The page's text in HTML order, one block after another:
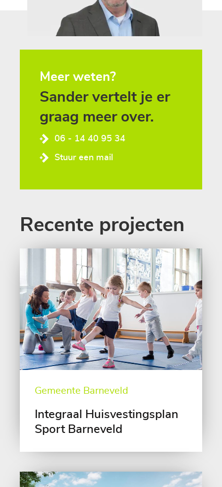
Meer weten?
Sander vertelt je er
graag meer over.
06 - 14 40 95 34
Stuur een mail
Recente projecten
Gemeente Barneveld
Integraal Huisvestingsplan
Sport Barneveld